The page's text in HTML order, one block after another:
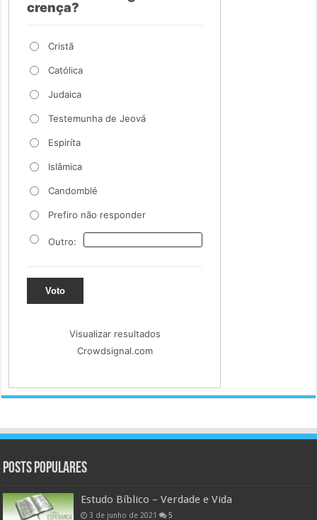
crença?
Cristã
Católica
Judaica
Testemunha de Jeová
Espiríta
Islâmica
Candomblé
Prefiro não responder
Outro:
Voto
Visualizar resultados
Crowdsignal.com
Posts populares
Estudo Bíblico – Verdade e Vida
3 de junho de 2021 5